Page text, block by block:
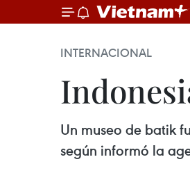
INTERNACIONAL
Un museo de batik
según informó la